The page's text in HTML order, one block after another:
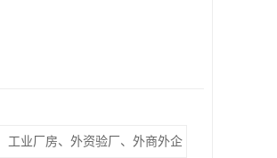
工业厂房、外资验厂、外商外企